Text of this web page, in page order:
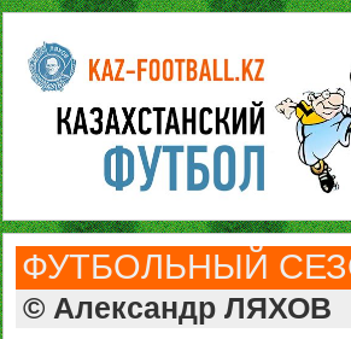
ФУТБОЛЬНЫЙ
© Александр ЛЯХОВ